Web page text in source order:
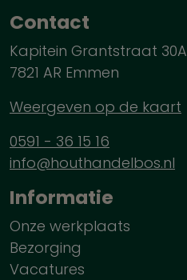
Contact
Kapitein Grantstraat 30A
7821 AR Emmen
Weergeven op de kaart
0591 - 36 15 16
info@houthandelbos.nl
Informatie
Onze werkplaats
Bezorging
Vacatures